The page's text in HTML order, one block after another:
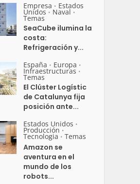
Empresa • Estados
Unidos • Naval •
Temas
SeaCube ilumina la
costa:
Refrigeración y...
España • Europa •
Infraestructuras •
Temas
El Clúster Logístic
de Catalunya fija
posición ante...
Estados Unidos •
Producción •
Tecnologia • Temas
Amazon se
aventura en el
mundo de los
robots...